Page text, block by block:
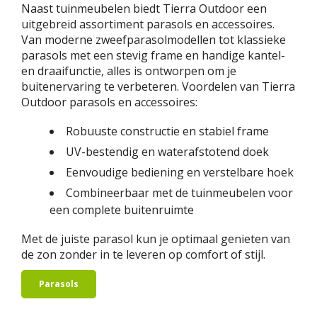
Naast tuinmeubelen biedt Tierra Outdoor een
uitgebreid assortiment parasols en accessoires.
Van moderne zweefparasolmodellen tot klassieke
parasols met een stevig frame en handige kantel-
en draaifunctie, alles is ontworpen om je
buitenervaring te verbeteren. Voordelen van Tierra
Outdoor parasols en accessoires:
Robuuste constructie en stabiel frame
UV-bestendig en waterafstotend doek
Eenvoudige bediening en verstelbare hoek
Combineerbaar met de tuinmeubelen voor
een complete buitenruimte
Met de juiste parasol kun je optimaal genieten van
de zon zonder in te leveren op comfort of stijl.
Parasols